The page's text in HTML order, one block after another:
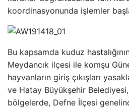
koordinasyonunda işlemler
Bu kapsamda kuduz
Meydancık ilçesi ile komşu
hayvanların giriş çıkışları
ve Hatay Büyükşehir
bölgelerde, Defne İlçesi